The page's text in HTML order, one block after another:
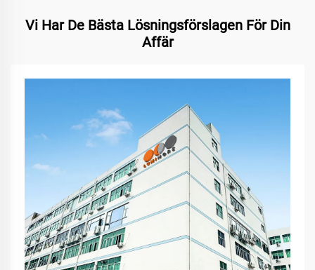
Vi Har De Bästa Lösningsförslagen För Din
Affär